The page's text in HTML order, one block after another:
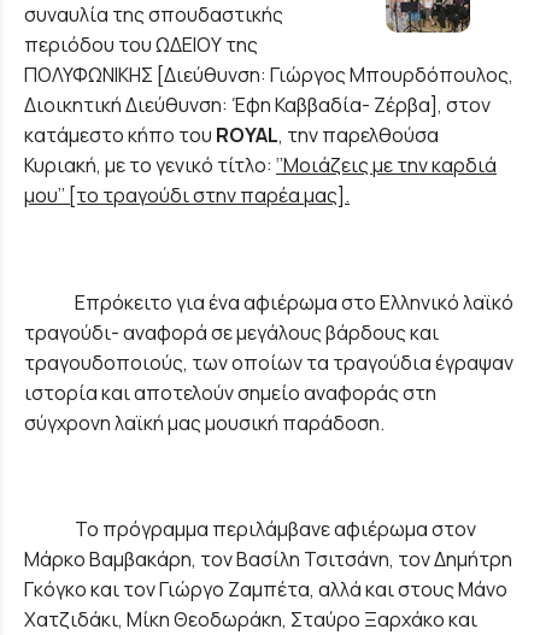
συναυλία της σπουδαστικής
περιόδου του ΩΔΕΙΟΥ της
ΠΟΛΥΦΩΝΙΚΗΣ [Διεύθυνση: Γιώργος Μπουρδόπουλος,
Διοικητική Διεύθυνση: Έφη Καββαδία- Ζέρβα], στον
κατάμεστο κήπο του ROYAL, την παρελθούσα
Κυριακή, με το γενικό τίτλο: ‘’Μοιάζεις με την καρδιά
μου’’ [το τραγούδι στην παρέα μας].
Επρόκειτο για ένα αφιέρωμα στο Ελληνικό λαϊκό
τραγούδι- αναφορά σε μεγάλους βάρδους και
τραγουδοποιούς, των οποίων τα τραγούδια έγραψαν
ιστορία και αποτελούν σημείο αναφοράς στη
σύγχρονη λαϊκή μας μουσική παράδοση.
Το πρόγραμμα περιλάμβανε αφιέρωμα στον
Μάρκο Βαμβακάρη, τον Βασίλη Τσιτσάνη, τον Δημήτρη
Γκόγκο και τον Γιώργο Ζαμπέτα, αλλά και στους Μάνο
Χατζιδάκι, Μίκη Θεοδωράκη, Σταύρο Ξαρχάκο και